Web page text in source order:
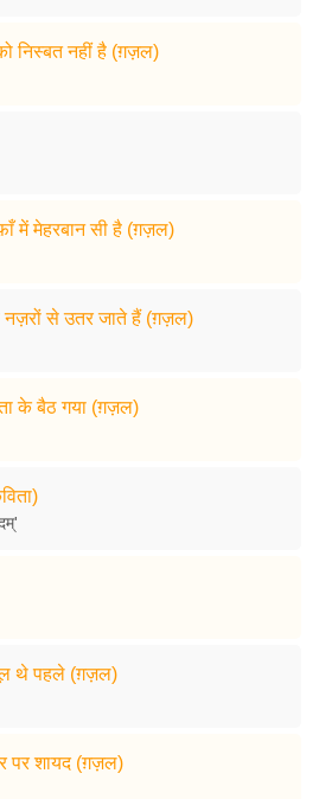
निस्बत नहीं है (ग़ज़ल)
में मेहरबान सी है (ग़ज़ल)
नज़रों से उतर जाते हैं (ग़ज़ल)
के बैठ गया (ग़ज़ल)
थे पहले (ग़ज़ल)
पर शायद (ग़ज़ल)